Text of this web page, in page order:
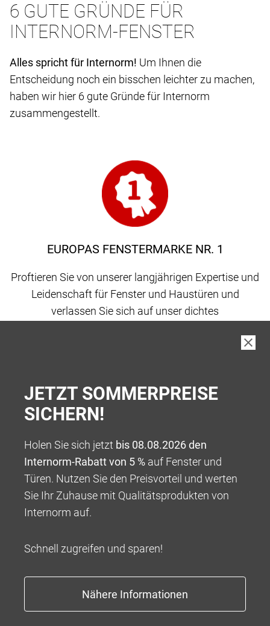
6 GUTE GRÜNDE FÜR
INTERNORM-FENSTER
Alles spricht für Internorm! Um Ihnen die
Entscheidung noch ein bisschen leichter zu machen,
haben wir hier 6 gute Gründe für Internorm
zusammengestellt.
EUROPAS FENSTERMARKE NR. 1
Proftieren Sie von unserer langjährigen Expertise und
Leidenschaft für Fenster und Haustüren und
verlassen Sie sich auf unser dichtes
100 % VERANTWORTUNG
Wir bieten Ihnen ein Rundum-sorglos-Paket für die
beginnend mit einer kompetenten Beratung über eine
Garantieleistungen, die weit über das übliche Maß
hinausgehen.
JETZT SOMMERPREISE
SICHERN!
Holen Sie sich jetzt bis 08.08.2026 den
Internorm-Rabatt von 5 % auf Fenster und
Türen. Nutzen Sie den Preisvorteil und werten
Sie Ihr Zuhause mit Qualitätsprodukten von
Internorm auf.
Schnell zugreifen und sparen!